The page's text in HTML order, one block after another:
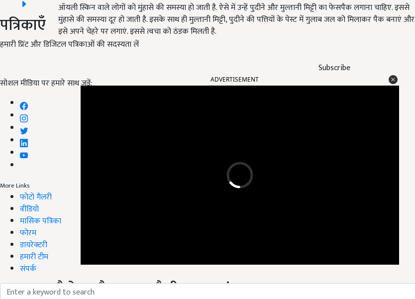
पत्रिकाएँ
हमारी प्रिंट और डिजिटल पत्रिकाओं की सदस्यता लें
Subscribe
सोशल मीडिया पर हमारे साथ जुड़ें:
More Links
फोटो गैलरी
वीडियो
मासिक पत्रिका
फोरम
डायरेक्टरी
हमारी टीम
संपर्क
ऑयली स्किन वाले लोगों को मुंहासे की समस्या हो जाती है. ऐसे में उन्हें पुदीने और मुल्तानी मिट्टी का फेसपैक लगाना चाहिए. इससे
मुंहासे की समस्या दूर हो जाती है. इसके साथ ही मुल्तानी मिट्टी, पुदीने की पत्तियों के पेस्ट में गुलाब जल को मिलाकर पैक बनाएं और
इसे अपने चेहरे पर लगाएं. इससे त्वचा को ठंडक मिलती है.
रैशेज और जलन जैसी समस्याएं